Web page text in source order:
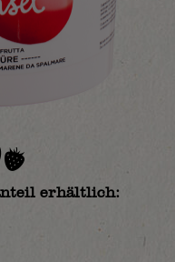
erhältlich: